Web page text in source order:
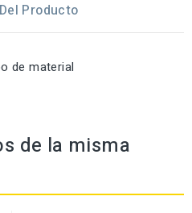
Producto
de material
de la misma